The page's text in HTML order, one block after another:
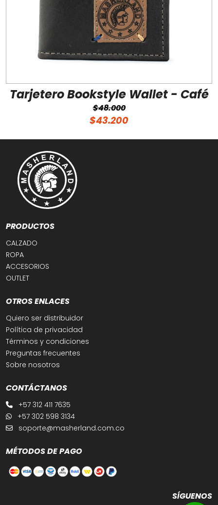
Tarjetero Bookstyle Wallet - Café
$48.000
$43.200
PRODUCTOS
CALZADO
ROPA
ACCESORIOS
OUTLET
OTROS ENLACES
Quiero ser distribuidor
Política de privacidad
Términos y condiciones
Preguntas frecuentes
Sobre nosotros
CONTÁCTANOS
+57 312 411 7635
+57 302 598 3134
soporte@masherland.com.co
MÉTODOS DE PAGO
SÍGUENOS